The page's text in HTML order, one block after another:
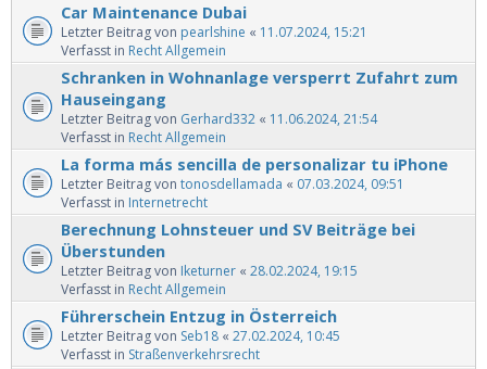
Car Maintenance Dubai
Letzter Beitrag von pearlshine « 11.07.2024, 15:21
Verfasst in Recht Allgemein
Schranken in Wohnanlage versperrt Zufahrt zum
Hauseingang
Letzter Beitrag von Gerhard332 « 11.06.2024, 21:54
Verfasst in Recht Allgemein
La forma más sencilla de personalizar tu iPhone
Letzter Beitrag von tonosdellamada « 07.03.2024, 09:51
Verfasst in Internetrecht
Berechnung Lohnsteuer und SV Beiträge bei
Überstunden
Letzter Beitrag von Iketurner « 28.02.2024, 19:15
Verfasst in Recht Allgemein
Führerschein Entzug in Österreich
Letzter Beitrag von Seb18 « 27.02.2024, 10:45
Verfasst in Straßenverkehrsrecht